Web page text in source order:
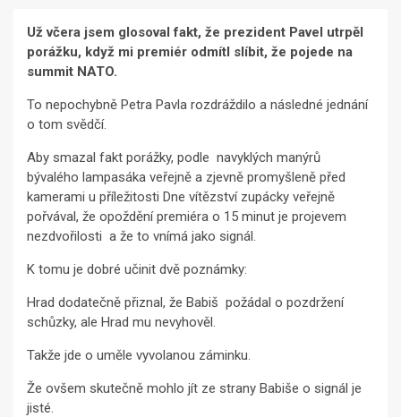
Už včera jsem glosoval fakt, že prezident Pavel utrpěl
porážku, když mi premiér odmítl slíbit, že pojede na
summit NATO.
To nepochybně Petra Pavla rozdráždilo a následné jednání
o tom svědčí.
Aby smazal fakt porážky, podle navyklých manýrů
bývalého lampasáka veřejně a zjevně promyšleně před
kamerami u příležitosti Dne vítězství zupácky veřejně
pořvával, že opoždění premiéra o 15 minut je projevem
nezdvořilosti a že to vnímá jako signál.
K tomu je dobré učinit dvě poznámky:
Hrad dodatečně přiznal, že Babiš požádal o pozdržení
schůzky, ale Hrad mu nevyhověl.
Takže jde o uměle vyvolanou záminku.
Že ovšem skutečně mohlo jít ze strany Babiše o signál je
jisté.